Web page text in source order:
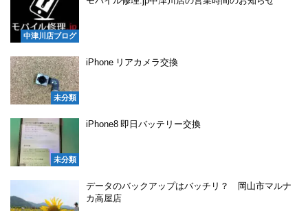
中津川店ブログ
未分類
iPhone リアカメラ交換
未分類
iPhone8 即日バッテリー交換
データのバックアップはバッチリ？ 岡山市マルナ
カ高屋店